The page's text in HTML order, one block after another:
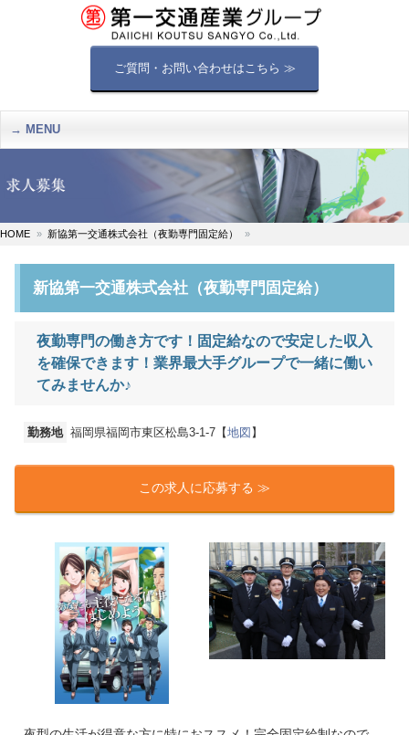
ご質問・お問い合わせはこちら ≫
MENU
HOME 新協第一交通株式会社（夜勤専門固定給）
新協第一交通株式会社（夜勤専門固定給）
夜勤専門の働き方です！固定給なので安定した収入
を確保できます！業界最大手グループで一緒に働い
てみませんか♪
勤務地 福岡県福岡市東区松島3-1-7【地図】
この求人に応募する ≫